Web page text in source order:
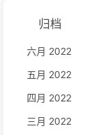
归档
六月 2022
五月 2022
四月 2022
三月 2022